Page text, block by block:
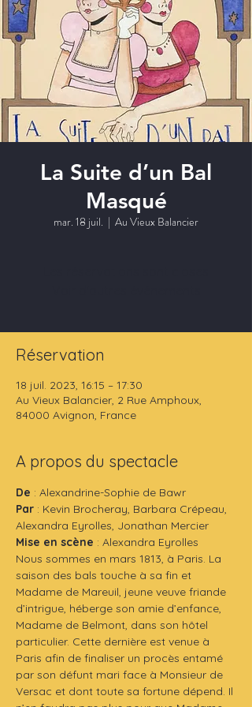
La Suite d’un Bal
Masqué
mar. 18 juil.
  |
Au Vieux Balancier
Réservation
18 juil. 2023, 16:15 – 17:30
Au Vieux Balancier, 2 Rue Amphoux,
84000 Avignon, France
A propos du spectacle
De : Alexandrine-Sophie de Bawr
Par : Kevin Brocheray, Barbara Crépeau,
Alexandra Eyrolles, Jonathan Mercier
Mise en scène : Alexandra Eyrolles
Nous sommes en mars 1813, à Paris. La
saison des bals touche à sa fin et
Madame de Mareuil, jeune veuve friande
d’intrigue, héberge son amie d’enfance,
Madame de Belmont, dans son hôtel
particulier. Cette dernière est venue à
Paris afin de finaliser un procès entamé
par son défunt mari face à Monsieur de
Versac et dont toute sa fortune dépend. Il